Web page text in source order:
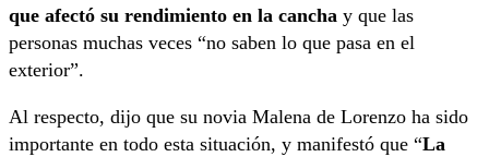
que afectó su rendimiento en la cancha y que las
personas muchas veces “no saben lo que pasa en el
exterior”.
Al respecto, dijo que su novia Malena de Lorenzo ha sido
importante en todo esta situación, y manifestó que “La